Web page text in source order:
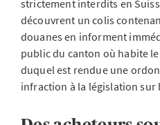
strictement interdits en
découvrent un colis
douanes en informent
public du canton où habite
duquel est rendue une
infraction à la législation sur